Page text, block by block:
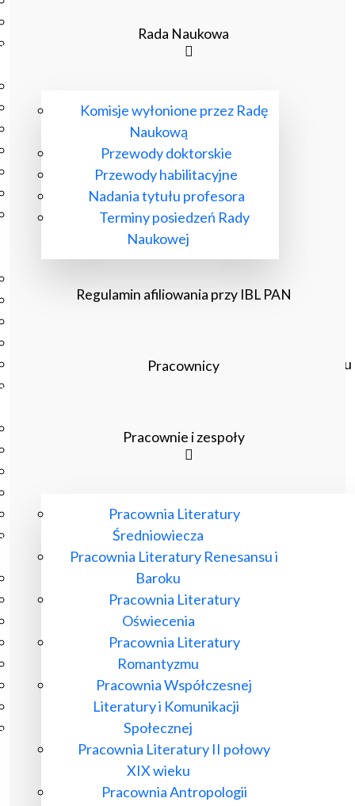
Kursy
Szkoła Doktorska Anthropos
Erasmus
Olimpiada Literatury i Języka Polskiego
Olimpiada Literatury i Języka Polskiego dla Szkół
Biblioteka
Godziny otwarcia
Czasopisma drukowane prenumerowane w 2026 roku
O Wydawnictwie
Nowa Biblioteka Romantyczna
Otwarta Nauka – Publikacje
Dla Pracowników IBL
Zarządzenia Dyrektora IBL
Decyzje Dyrektora IBL
Komunikaty Dyrekcji IBL
Regulaminy IBL
HR Excellence in Research
Pliki do pobrania
Inne akty wewnętrzne IBL
Poczta ibl.waw.pl
Kontakt
Rada Naukowa
Komisje wyłonione przez Radę
Naukową
Przewody doktorskie
Przewody habilitacyjne
Nadania tytułu profesora
Terminy posiedzeń Rady
Naukowej
Regulamin afiliowania przy IBL PAN
Pracownicy
Pracownie i zespoły
Pracownia Literatury
Średniowiecza
Pracownia Literatury Renesansu i
Baroku
Pracownia Literatury
Oświecenia
Pracownia Literatury
Romantyzmu
Pracownia Współczesnej
Literatury i Komunikacji
Społecznej
Pracownia Literatury II połowy
XIX wieku
Pracownia Antropologii